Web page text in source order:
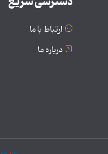
ارتباط با ما
درباره ما